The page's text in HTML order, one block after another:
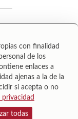
73. 08018 Barcelona. Tel:
con finalidad
de los
enlaces a
ajenas a la de la
si acepta o no
todas